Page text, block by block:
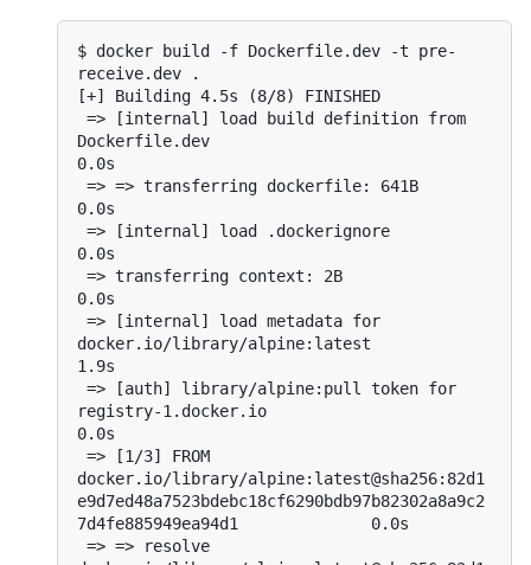
$ docker build -f Dockerfile.dev -t pre-
receive.dev .
[+] Building 4.5s (8/8) FINISHED
Dockerfile.dev
0.0s
0.0s
0.0s
0.0s
docker.io/library/alpine:latest
1.9s
registry-1.docker.io
0.0s
docker.io/library/alpine:latest@sha256:82d1
e9d7ed48a7523bdebc18cf6290bdb97b82302a8a9c2
7d4fe885949ea94d1              0.0s